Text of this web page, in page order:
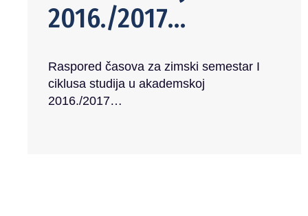
2016./2017…
Raspored časova za zimski semestar I
ciklusa studija u akademskoj
2016./2017…